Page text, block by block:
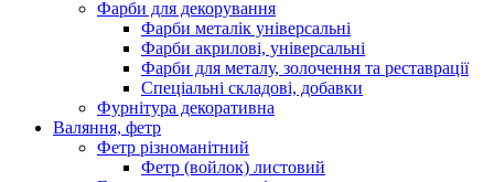
Фарби для декорування
Фарби металік універсальні
Фарби акрилові, універсальні
Фарби для металу, золочення та реставрації
Спеціальні складові, добавки
Фурнітура декоративна
Валяння, фетр
Фетр різноманітний
Фетр (войлок) листовий